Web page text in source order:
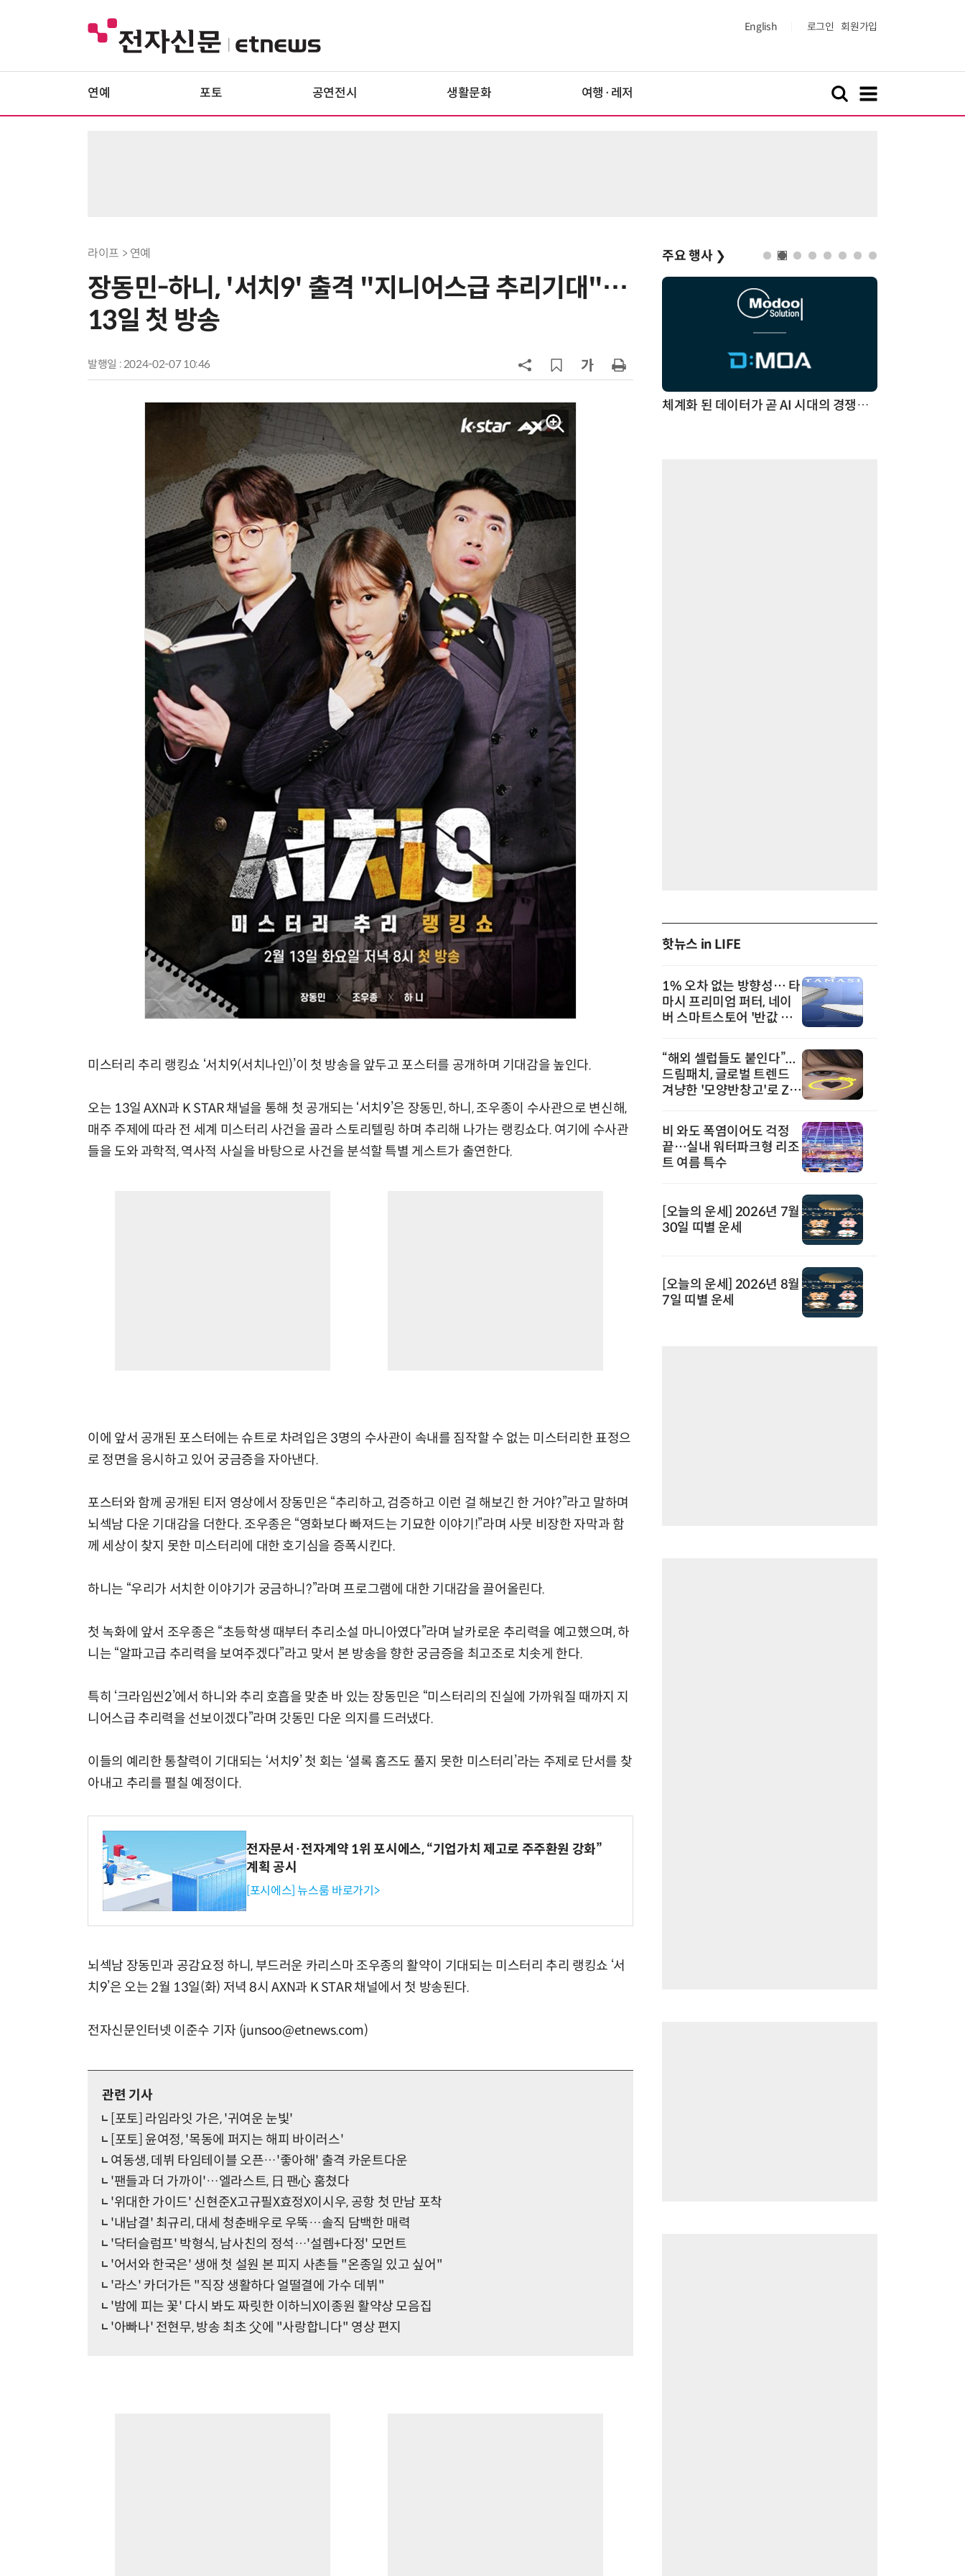
English 로그인 회원가입
연예 포토 공연전시 생활문화 여행·레저
라이프 > 연예
장동민-하니, '서치9' 출격 "지니어스급 추리기대"…
13일 첫 방송
발행일 : 2024-02-07 10:46
미스터리 추리 랭킹쇼 ‘서치9(서치나인)’이 첫 방송을 앞두고 포스터를 공개하며 기대감을 높인다.
오는 13일 AXN과 K STAR 채널을 통해 첫 공개되는 ‘서치9’은 장동민, 하니, 조우종이 수사관으로 변신해,
매주 주제에 따라 전 세계 미스터리 사건을 골라 스토리텔링 하며 추리해 나가는 랭킹쇼다. 여기에 수사관
들을 도와 과학적, 역사적 사실을 바탕으로 사건을 분석할 특별 게스트가 출연한다.
이에 앞서 공개된 포스터에는 슈트로 차려입은 3명의 수사관이 속내를 짐작할 수 없는 미스터리한 표정으
로 정면을 응시하고 있어 궁금증을 자아낸다.
포스터와 함께 공개된 티저 영상에서 장동민은 “추리하고, 검증하고 이런 걸 해보긴 한 거야?”라고 말하며
뇌섹남 다운 기대감을 더한다. 조우종은 “영화보다 빠져드는 기묘한 이야기!”라며 사뭇 비장한 자막과 함
께 세상이 찾지 못한 미스터리에 대한 호기심을 증폭시킨다.
하니는 “우리가 서치한 이야기가 궁금하니?”라며 프로그램에 대한 기대감을 끌어올린다.
첫 녹화에 앞서 조우종은 “초등학생 때부터 추리소설 마니아였다”라며 날카로운 추리력을 예고했으며, 하
니는 “알파고급 추리력을 보여주겠다”라고 맞서 본 방송을 향한 궁금증을 최고조로 치솟게 한다.
특히 ‘크라임씬2’에서 하니와 추리 호흡을 맞춘 바 있는 장동민은 “미스터리의 진실에 가까워질 때까지 지
니어스급 추리력을 선보이겠다”라며 갓동민 다운 의지를 드러냈다.
이들의 예리한 통찰력이 기대되는 ‘서치9’ 첫 회는 ‘셜록 홈즈도 풀지 못한 미스터리’라는 주제로 단서를 찾
아내고 추리를 펼칠 예정이다.
전자문서·전자계약 1위 포시에스, “기업가치 제고로 주주환원 강화”
계획 공시
[포시에스] 뉴스룸 바로가기>
뇌섹남 장동민과 공감요정 하니, 부드러운 카리스마 조우종의 활약이 기대되는 미스터리 추리 랭킹쇼 ‘서
치9’은 오는 2월 13일(화) 저녁 8시 AXN과 K STAR 채널에서 첫 방송된다.
전자신문인터넷 이준수 기자 (junsoo@etnews.com)
관련 기사
[포토] 라임라잇 가은, '귀여운 눈빛'
[포토] 윤여정, '목동에 퍼지는 해피 바이러스'
여동생, 데뷔 타임테이블 오픈…'좋아해' 출격 카운트다운
'팬들과 더 가까이'…엘라스트, 日 팬心 훔쳤다
'위대한 가이드' 신현준X고규필X효정X이시우, 공항 첫 만남 포착
'내남결' 최규리, 대세 청춘배우로 우뚝…솔직 담백한 매력
'닥터슬럼프' 박형식, 남사친의 정석…'설렘+다정' 모먼트
'어서와 한국은' 생애 첫 설원 본 피지 사촌들 "온종일 있고 싶어"
'라스' 카더가든 "직장 생활하다 얼떨결에 가수 데뷔"
'밤에 피는 꽃' 다시 봐도 짜릿한 이하늬X이종원 활약상 모음집
'아빠나' 전현무, 방송 최초 父에 "사랑합니다" 영상 편지
주요 행사 ❯
AI Native Enterprise를 지원하는 AI Ready Data 플랫폼 활용 전략 체계화 된 데이터가 곧 AI 시대의 경쟁력이다
핫뉴스 in LIFE
1% 오차 없는 방향성… 타
마시 프리미엄 퍼터, 네이
버 스마트스토어 '반값 할
“해외 셀럽들도 붙인다”...
드림패치, 글로벌 트렌드
겨냥한 '모양반창고'로 Z세
비 와도 폭염이어도 걱정
끝…실내 워터파크형 리조
트 여름 특수
[오늘의 운세] 2026년 7월
30일 띠별 운세
[오늘의 운세] 2026년 8월
7일 띠별 운세